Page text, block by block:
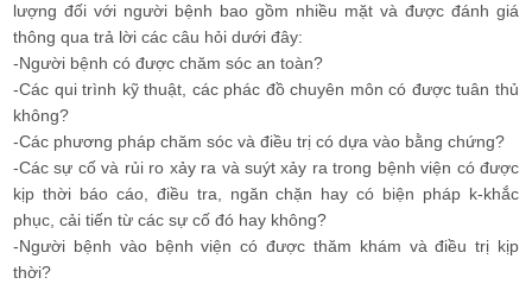
lượng đối với người bệnh bao gồm nhiều mặt và được đánh giá
thông qua trả lời các câu hỏi dưới đây:
-Người bệnh có được chăm sóc an toàn?
-Các qui trình kỹ thuật, các phác đồ chuyên môn có được tuân thủ
không?
-Các phương pháp chăm sóc và điều trị có dựa vào bằng chứng?
-Các sự cố và rủi ro xảy ra và suýt xảy ra trong bệnh viện có được
kịp thời báo cáo, điều tra, ngăn chặn hay có biện pháp k-khắc
phục, cải tiến từ các sự cố đó hay không?
-Người bệnh vào bệnh viện có được thăm khám và điều trị kịp
thời?